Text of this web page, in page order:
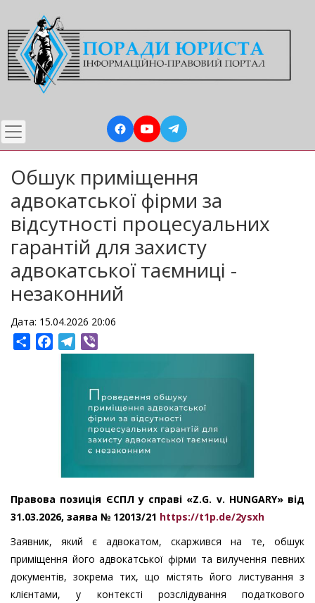
до
основного
вмісту
Обшук приміщення
адвокатської фірми за
відсутності процесуальних
гарантій для захисту
адвокатської таємниці -
незаконний
Дата: 15.04.2026 20:06
ShareFacebookTelegram
Правова позиція ЄСПЛ у справі «Z.G. v. HUNGARY» від
31.03.2026, заява № 12013/21 https://t1p.de/2ysxh
Заявник, який є адвокатом, скаржився на те, обшук
приміщення його адвокатської фірми та вилучення певних
документів, зокрема тих, що містять його листування з
клієнтами, у контексті розслідування податкового